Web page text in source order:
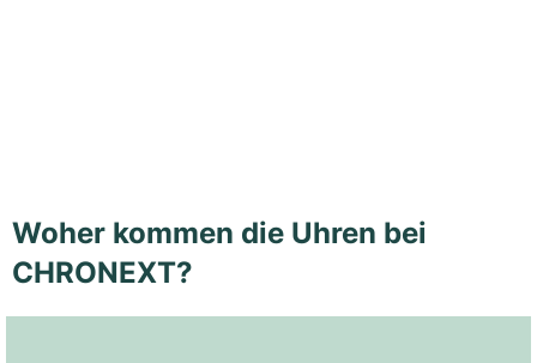
Woher kommen die Uhren bei
CHRONEXT?